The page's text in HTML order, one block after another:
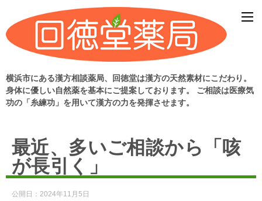
横浜市にある漢方相談薬局、回徳堂は漢方の天然素材にこだわり。
身体に優しい自然薬を基本にご提案しております。 ご相談は医療気
功の「糸練功」を用いて漢方の力を発揮させます。
最近、多いご相談から「咳
が長引く」
公開日： 2024年11月5日